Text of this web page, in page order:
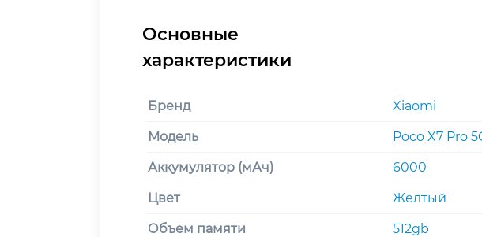
Бренд Xiaomi
Модель Poco X7 Pro
Аккумулятор (мАч) 6000
Цвет Желтый
Объем памяти 512gb